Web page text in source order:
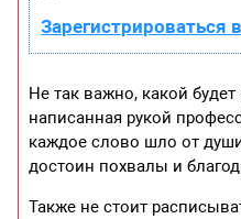
Зарегистрироваться
Не так важно, какой
написанная рукой
каждое слово шло от
достоин похвалы и
Также не стоит